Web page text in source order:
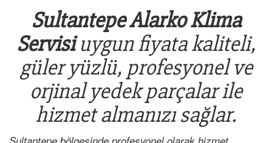
Sultantepe Alarko Klima
Servisiuygun fiyata kaliteli,
güler yüzlü, profesyonel ve
orjinal yedek parçalar ile
hizmet almanızı sağlar.